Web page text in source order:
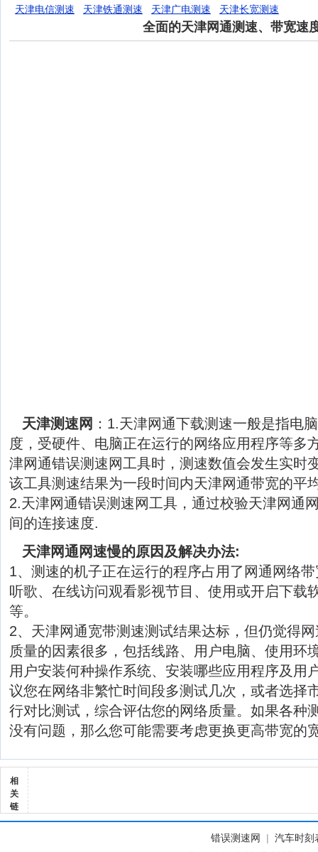
天津电信测速 天津铁通测速 天津广电测速 天津长宽测速
全面的天津网通测速、带宽速
天津测速网 ：1.天津网通下载测速一般是指电
度，受硬件、电脑正在运行的网络应用程序等多
津网通错误测速网工具时，测速数值会发生实时
该工具测速结果为一段时间内天津网通带宽的平
2.天津网通错误测速网工具，通过校验天津网通
间的连接速度.
天津网通网速慢的原因及解决办法:
1、测速的机子正在运行的程序占用了网通网络
听歌、在线访问观看影视节目、使用或开启下载
等。
2、天津网通宽带测速测试结果达标，但仍觉得
质量的因素很多，包括线路、用户电脑、使用环
用户安装何种操作系统、安装哪些应用程序及用
议您在网络非繁忙时间段多测试几次，或者选择
行对比测试，综合评估您的网络质量。如果各种
没有问题，那么您可能需要考虑更换更高带宽的
相
关
链
错误测速网 | 汽车时刻